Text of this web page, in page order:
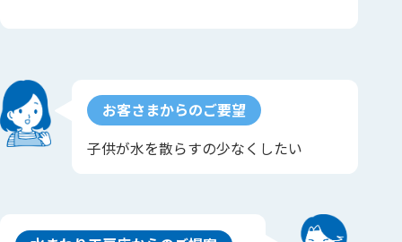
お客さまからのご要望
子供が水を散らすの少なくしたい